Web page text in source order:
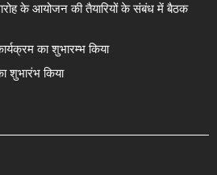
के आयोजन की तैयारियों के संबंध में बैठक
का शुभारम्भ किया
शुभारंभ किया